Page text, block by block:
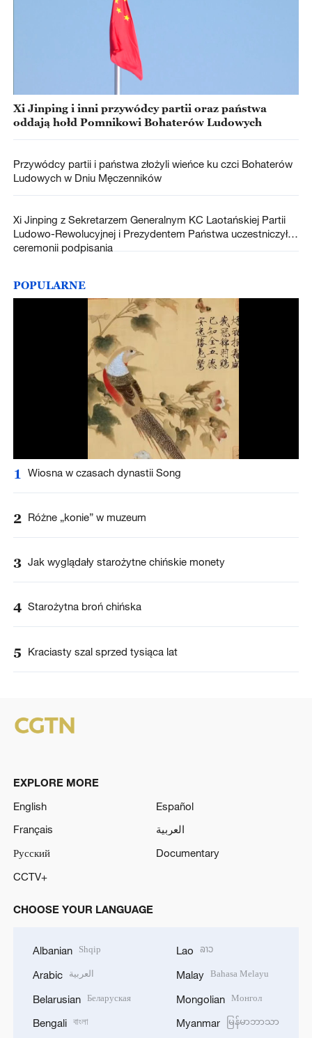
Xi Jinping i inni przywódcy partii oraz państwa
oddają hołd Pomnikowi Bohaterów Ludowych
Przywódcy partii i państwa złożyli wieńce ku czci Bohaterów
Ludowych w Dniu Męczenników
Xi Jinping z Sekretarzem Generalnym KC Laotańskiej Partii
Ludowo-Rewolucyjnej i Prezydentem Państwa uczestniczył w
ceremonii podpisania
POPULARNE
1 Wiosna w czasach dynastii Song
2 Różne „konie” w muzeum
3 Jak wyglądały starożytne chińskie monety
4 Starożytna broń chińska
5 Kraciasty szal sprzed tysiąca lat
EXPLORE MORE
English
Español
Français
العربية
Русский
Documentary
CCTV+
CHOOSE YOUR LANGUAGE
Albanian Shqip
Arabic العربية
Belarusian Беларуская
Bengali বাংলা
Lao ລາວ
Malay Bahasa Melayu
Mongolian Монгол
Myanmar မြန်မာဘာသာ